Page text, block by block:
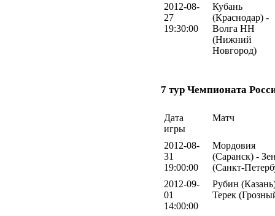
2012-08-
27
19:30:00
Кубань
(Краснодар) -
Волга НН
(Нижний
Новгород)
7 тур Чемпионата
Дата
игры
Матч
2012-08-
31
19:00:00
Мордовия
(Саранск) -
(Санкт-
2012-09-
01
14:00:00
Рубин
Терек